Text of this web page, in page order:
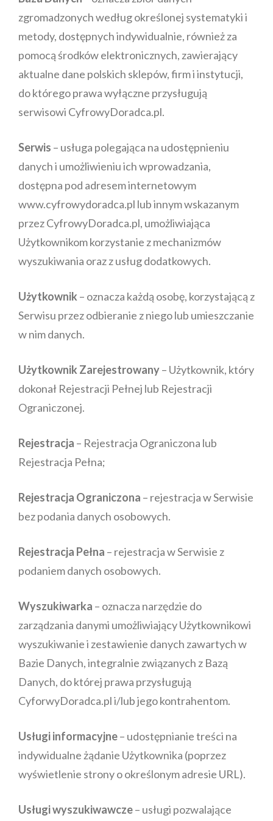
zgromadzonych według określonej systematyki i
metody, dostępnych indywidualnie, również za
pomocą środków elektronicznych, zawierający
aktualne dane polskich sklepów, firm i instytucji,
do którego prawa wyłączne przysługują
serwisowi CyfrowyDoradca.pl.
Serwis – usługa polegająca na udostępnieniu
danych i umożliwieniu ich wprowadzania,
dostępna pod adresem internetowym
www.cyfrowydoradca.pl lub innym wskazanym
przez CyfrowyDoradca.pl, umożliwiająca
Użytkownikom korzystanie z mechanizmów
wyszukiwania oraz z usług dodatkowych.
Użytkownik – oznacza każdą osobę, korzystającą z
Serwisu przez odbieranie z niego lub umieszczanie
w nim danych.
Użytkownik Zarejestrowany– Użytkownik, który
dokonał Rejestracji Pełnej lub Rejestracji
Ograniczonej.
Rejestracja – Rejestracja Ograniczona lub
Rejestracja Pełna;
Rejestracja Ograniczona – rejestracja w Serwisie
bez podania danych osobowych.
Rejestracja Pełna – rejestracja w Serwisie z
podaniem danych osobowych.
Wyszukiwarka – oznacza narzędzie do
zarządzania danymi umożliwiający Użytkownikowi
wyszukiwanie i zestawienie danych zawartych w
Bazie Danych, integralnie związanych z Bazą
Danych, do której prawa przysługują
CyforwyDoradca.pl i/lub jego kontrahentom.
Usługi informacyjne– udostępnianie treści na
indywidualne żądanie Użytkownika (poprzez
wyświetlenie strony o określonym adresie URL).
Usługi wyszukiwawcze– usługi pozwalające